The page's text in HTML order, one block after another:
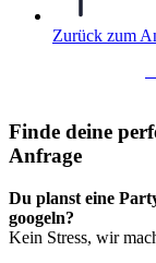
Zurück zum
Finde deine
Anfrage​
Du planst eine
googeln?
Kein Stress, wir